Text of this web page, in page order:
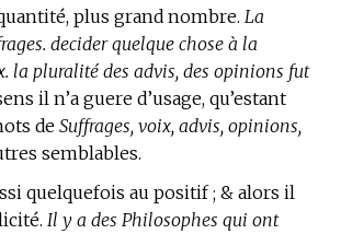
plus grand nombre. La
decider quelque chose à la
la pluralité des advis, des opinions fut
il n’a guere d’usage, qu’estant
de Suffrages, voix, advis, opinions,
semblables.
quelquefois au positif ; & alors il
Il y a des Philosophes qui ont